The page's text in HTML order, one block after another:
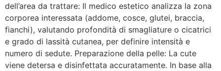
dell’area da trattare: Il medico estetico analizza la zona
corporea interessata (addome, cosce, glutei, braccia,
fianchi), valutando profondità di smagliature o cicatrici
e grado di lassità cutanea, per definire intensità e
numero di sedute. Preparazione della pelle: La cute
viene detersa e disinfettata accuratamente. In base alla